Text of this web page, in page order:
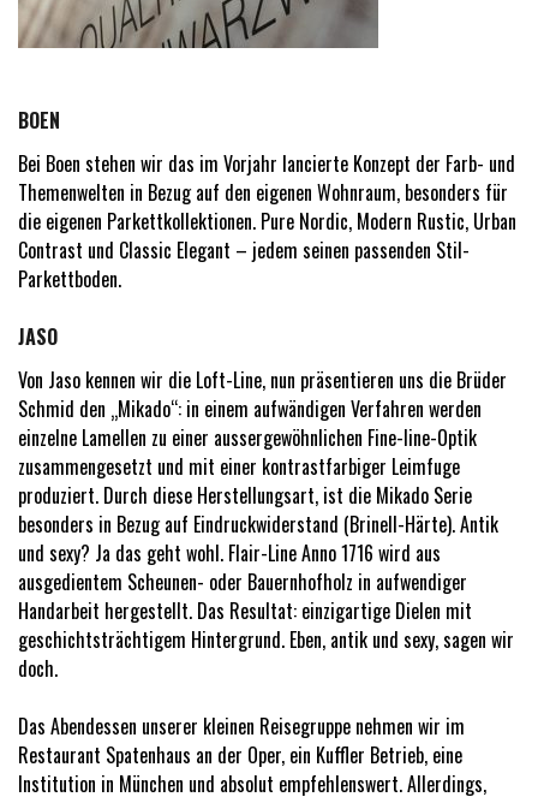
BOEN
Bei Boen stehen wir das im Vorjahr lancierte Konzept der Farb- und
Themenwelten in Bezug auf den eigenen Wohnraum, besonders für
die eigenen Parkettkollektionen. Pure Nordic, Modern Rustic, Urban
Contrast und Classic Elegant – jedem seinen passenden Stil-
Parkettboden.
JASO
Von Jaso kennen wir die Loft-Line, nun präsentieren uns die Brüder
Schmid den „Mikado“: in einem aufwändigen Verfahren werden
einzelne Lamellen zu einer aussergewöhnlichen Fine-line-Optik
zusammengesetzt und mit einer kontrastfarbiger Leimfuge
produziert. Durch diese Herstellungsart, ist die Mikado Serie
besonders in Bezug auf Eindruckwiderstand (Brinell-Härte). Antik
und sexy? Ja das geht wohl. Flair-Line Anno 1716 wird aus
ausgedientem Scheunen- oder Bauernhofholz in aufwendiger
Handarbeit hergestellt. Das Resultat: einzigartige Dielen mit
geschichtsträchtigem Hintergrund. Eben, antik und sexy, sagen wir
doch.
Das Abendessen unserer kleinen Reisegruppe nehmen wir im
Restaurant Spatenhaus an der Oper, ein Kuffler Betrieb, eine
Institution in München und absolut empfehlenswert. Allerdings,